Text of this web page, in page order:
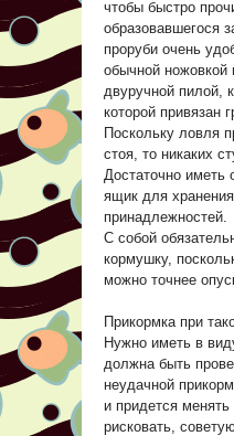
чтобы быстро
образовавшегося
проруби очень
обычной ножовкой
двуручной пилой,
которой привязан
Поскольку ловля
стоя, то никаких
Достаточно
ящик для
принадлежностей.
С собой
кормушку,
можно точнее
Прикормка при
Нужно иметь в
должна быть
неудачной
и придется
рисковать,